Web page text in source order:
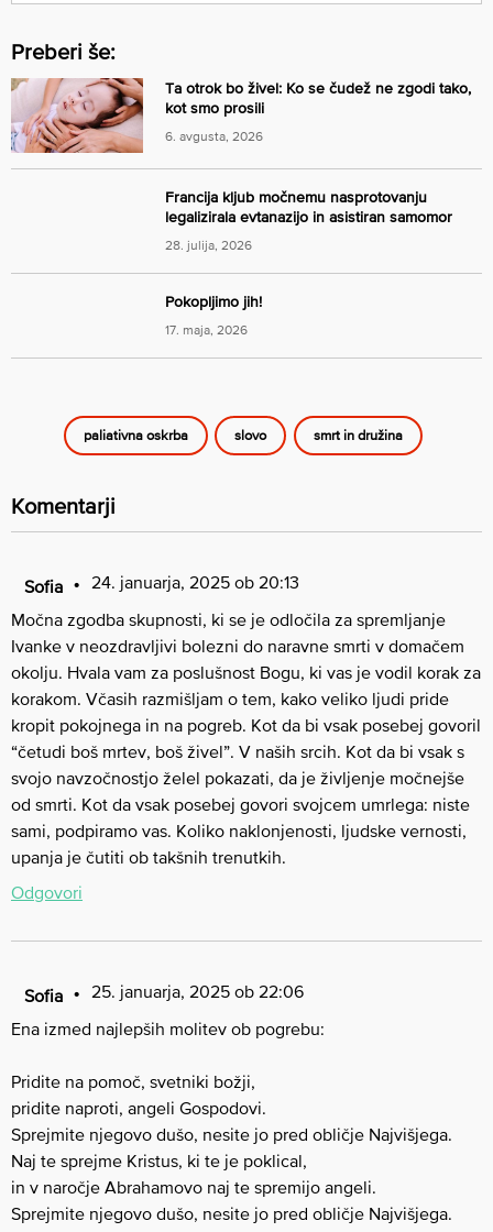
Preberi še:
Ta otrok bo živel: Ko se čudež ne zgodi tako,
kot smo prosili
6. avgusta, 2026
Francija kljub močnemu nasprotovanju
legalizirala evtanazijo in asistiran samomor
28. julija, 2026
Pokopljimo jih!
17. maja, 2026
paliativna oskrba slovo smrt in družina
Komentarji
Sofia
24. januarja, 2025 ob 20:13
Močna zgodba skupnosti, ki se je odločila za spremljanje
Ivanke v neozdravljivi bolezni do naravne smrti v domačem
okolju. Hvala vam za poslušnost Bogu, ki vas je vodil korak za
korakom. Včasih razmišljam o tem, kako veliko ljudi pride
kropit pokojnega in na pogreb. Kot da bi vsak posebej govoril
“četudi boš mrtev, boš živel”. V naših srcih. Kot da bi vsak s
svojo navzočnostjo želel pokazati, da je življenje močnejše
od smrti. Kot da vsak posebej govori svojcem umrlega: niste
sami, podpiramo vas. Koliko naklonjenosti, ljudske vernosti,
upanja je čutiti ob takšnih trenutkih.
Odgovori
Sofia
25. januarja, 2025 ob 22:06
Ena izmed najlepših molitev ob pogrebu:
Pridite na pomoč, svetniki božji,
pridite naproti, angeli Gospodovi.
Sprejmite njegovo dušo, nesite jo pred obličje Najvišjega.
Naj te sprejme Kristus, ki te je poklical,
in v naročje Abrahamovo naj te spremijo angeli.
Sprejmite njegovo dušo, nesite jo pred obličje Najvišjega.